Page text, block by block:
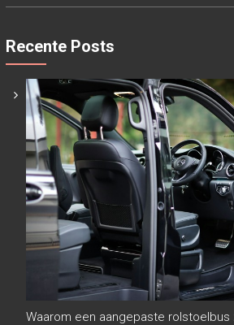
Recente Posts
Waarom een aangepaste